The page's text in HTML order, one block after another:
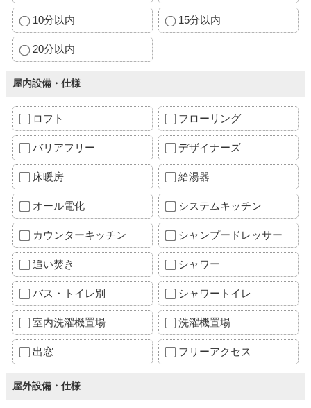
10分以内 15分以内
20分以内
屋内設備・仕様
ロフト フローリング
バリアフリー デザイナーズ
床暖房 給湯器
オール電化 システムキッチン
カウンターキッチン シャンプードレッサー
追い焚き シャワー
バス・トイレ別 シャワートイレ
室内洗濯機置場 洗濯機置場
出窓 フリーアクセス
屋外設備・仕様